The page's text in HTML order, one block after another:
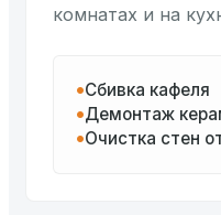
комнатах и на
Сбивка кафеля
Демонтаж
Очистка стен